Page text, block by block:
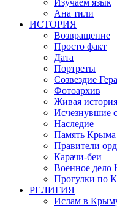
Изучаем язык
Ана тили
ИСТОРИЯ
Возвращение
Просто факт
Дата
Портреты
Созвездие
Фотоархив
Живая история
Исчезнувшие
Наследие
Память Крыма
Правители
Карачи-беи
Военное дело
Прогулки по
РЕЛИГИЯ
Ислам в